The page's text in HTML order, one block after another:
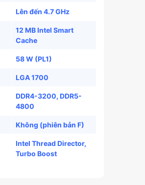
Lên đến 4.7 GHz
12 MB Intel Smart
Cache
58 W (PL1)
LGA 1700
DDR4-3200, DDR5-
4800
Không (phiên bản F)
Intel Thread Director,
Turbo Boost